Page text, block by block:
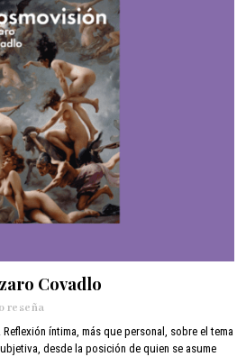
Covadlo
reseña
íntima, más que personal, sobre el tema
desde la posición de quien se asume